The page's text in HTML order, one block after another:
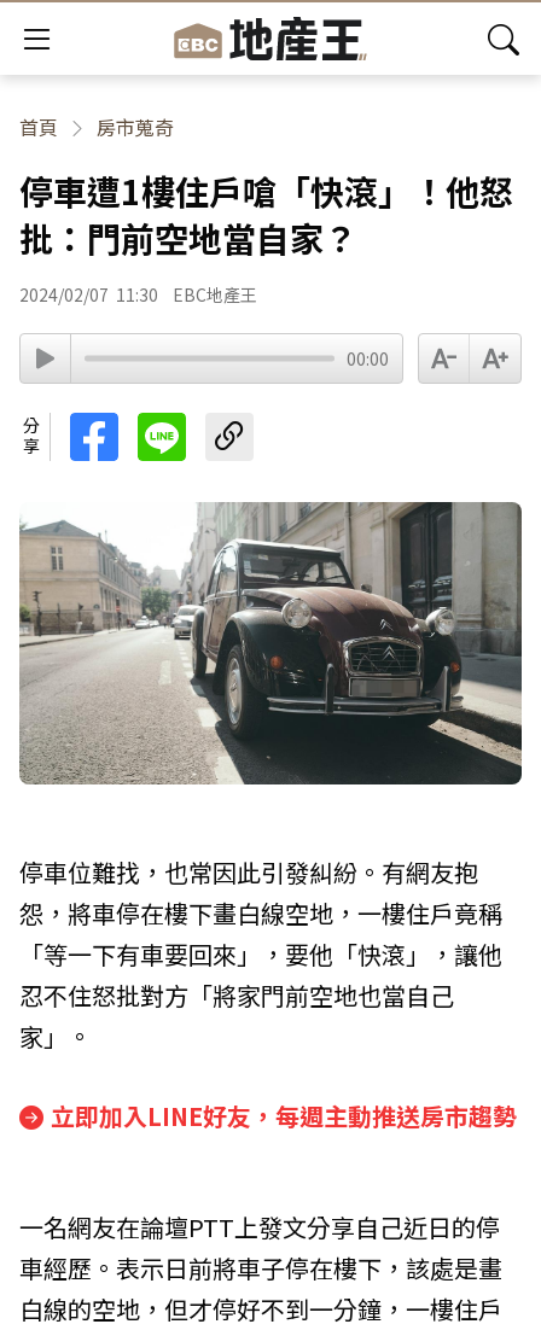
首頁 房市蒐奇
停車遭1樓住戶嗆「快滾」！他怒
批：門前空地當自家？
2024/02/07 11:30 EBC地產王
00:00
分享
停車位難找，也常因此引發糾紛。有網友抱
怨，將車停在樓下畫白線空地，一樓住戶竟稱
「等一下有車要回來」，要他「快滾」，讓他
忍不住怒批對方「將家門前空地也當自己
家」。
立即加入LINE好友，每週主動推送房市趨勢
一名網友在論壇PTT上發文分享自己近日的停
車經歷。表示日前將車子停在樓下，該處是畫
白線的空地，但才停好不到一分鐘，一樓住戶